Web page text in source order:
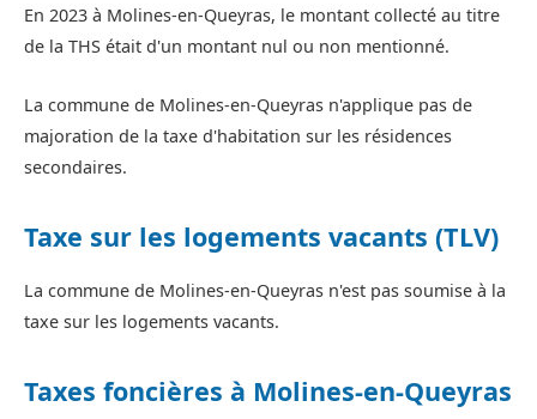
En 2023 à Molines-en-Queyras, le montant collecté au titre
de la THS était d'un montant nul ou non mentionné.
La commune de Molines-en-Queyras n'applique pas de
majoration de la taxe d'habitation sur les résidences
secondaires.
Taxe sur les logements vacants (TLV)
La commune de Molines-en-Queyras n'est pas soumise à la
taxe sur les logements vacants.
Taxes foncières à Molines-en-Queyras